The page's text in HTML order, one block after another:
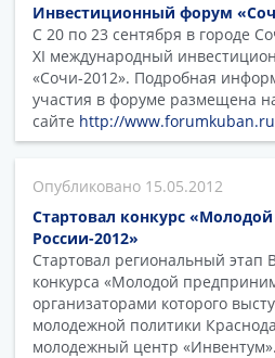
Инвестиционный форум
С 20 по 23 сентября в городе
XI международный
«Сочи-2012». Подробная
участия в форуме размещена
сайте http://
15.05.2012
Стартовал конкурс
России-2012»
Стартовал региональный этап
конкурса «Молодой
организаторами которого
молодежной политики
молодежный центр «Инвентум».